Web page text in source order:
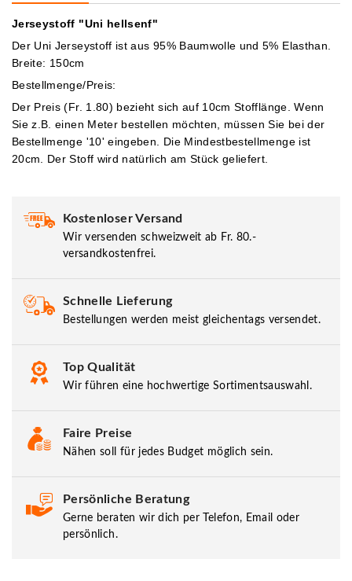
Jerseystoff "Uni hellsenf"
Der Uni Jerseystoff ist aus 95% Baumwolle und 5% Elasthan.
Breite: 150cm
Bestellmenge/Preis:
Der Preis (Fr. 1.80) bezieht sich auf 10cm Stofflänge. Wenn
Sie z.B. einen Meter bestellen möchten, müssen Sie bei der
Bestellmenge '10' eingeben. Die Mindestbestellmenge ist
20cm. Der Stoff wird natürlich am Stück geliefert.
Kostenloser Versand
Wir versenden schweizweit ab Fr. 80.-
versandkostenfrei.
Schnelle Lieferung
Bestellungen werden meist gleichentags versendet.
Top Qualität
Wir führen eine hochwertige Sortimentsauswahl.
Faire Preise
Nähen soll für jedes Budget möglich sein.
Persönliche Beratung
Gerne beraten wir dich per Telefon, Email oder
persönlich.